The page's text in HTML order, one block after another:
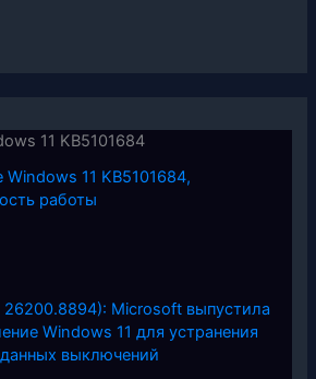
11 KB5101684,
работы
26200.8894): Microsoft выпустила
Windows 11 для устранения
выключений